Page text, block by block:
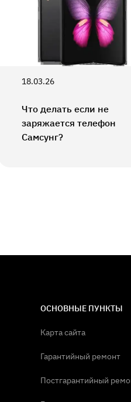
18.03.26
Что делать если не
заряжается телефон
Самсунг?
ОСНОВНЫЕ ПУНКТЫ
Карта сайта
Гарантийный ремонт
Постгарантийный